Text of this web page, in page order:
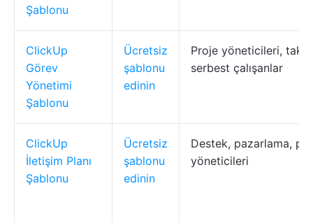
Şablonu
ClickUp
Görev
Yönetimi
Şablonu
Ücretsiz
şablonu
edinin
Proje yöneticileri,
serbest çalışanlar
ClickUp
İletişim Planı
Şablonu
Ücretsiz
şablonu
edinin
Destek, pazarlama,
yöneticileri